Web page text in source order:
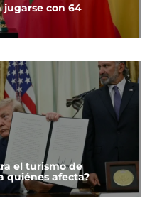
jugarse con 64
el turismo de
quiénes afecta?